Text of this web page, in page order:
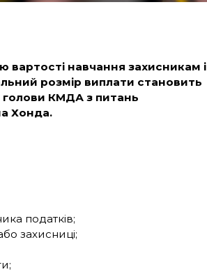
вартості навчання захисникам і
розмір виплати становить
голови КМДА з питань
Хонда.
податків;
захисниці;